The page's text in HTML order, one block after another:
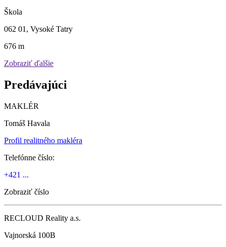
Škola
062 01, Vysoké Tatry
676 m
Zobraziť ďalšie
Predávajúci
MAKLÉR
Tomáš Havala
Profil realitného makléra
Telefónne číslo:
+421 ...
Zobraziť číslo
RECLOUD Reality a.s.
Vajnorská 100B